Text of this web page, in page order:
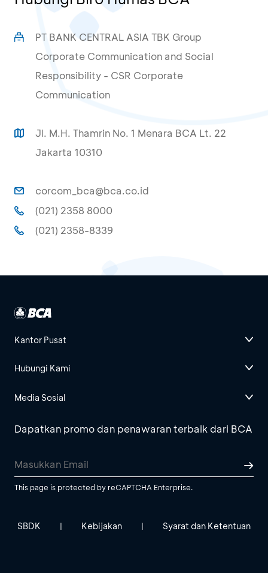
PT BANK CENTRAL ASIA TBK Group
Corporate Communication and Social
Responsibility - CSR Corporate
Communication
Jl. M.H. Thamrin No. 1 Menara BCA Lt. 22
Jakarta 10310
corcom_bca@bca.co.id
(021) 2358 8000
(021) 2358-8339
Kantor Pusat
Hubungi Kami
Media Sosial
Dapatkan promo dan penawaran terbaik dari BCA
This page is protected by reCAPTCHA Enterprise.
SBDK | Kebijakan | Syarat dan Ketentuan